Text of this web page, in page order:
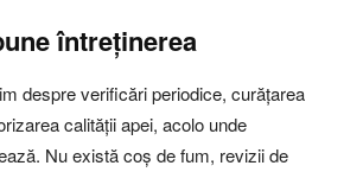
întreținerea
despre verificări periodice, curățarea
calității apei, acolo unde
Nu există coș de fum, revizii de